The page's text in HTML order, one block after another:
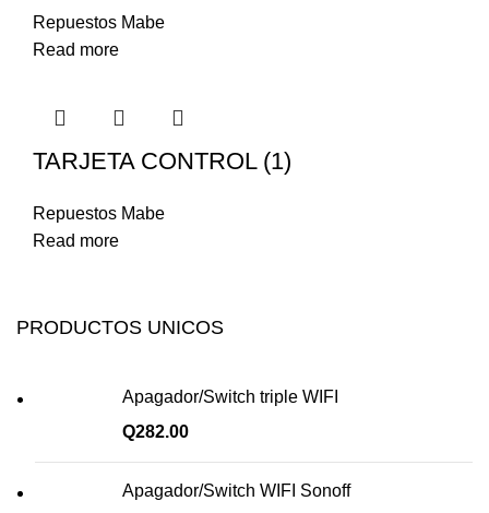
Repuestos Mabe
Read more
TARJETA CONTROL (1)
Repuestos Mabe
Read more
PRODUCTOS UNICOS
Apagador/Switch triple WIFI
Q282.00
Apagador/Switch WIFI Sonoff